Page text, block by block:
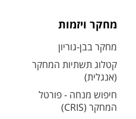
מחקר ויזמות
מחקר בבן-גוריון
קטלוג תשתיות המחקר
(אנגלית)
חיפוש מנחה - פורטל
המחקר (CRIS)